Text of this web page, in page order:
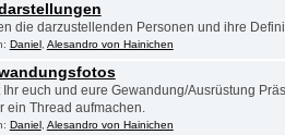
die darzustellenden Personen und ihre
Daniel, Alesandro von Hainichen
Ihr euch und eure Gewandung/Ausrüstung
ein Thread aufmachen.
Daniel, Alesandro von Hainichen